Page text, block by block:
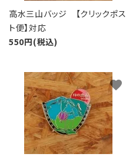
高水三山バッジ 【クリックポス
ト便】対応
550円(税込)
favorite